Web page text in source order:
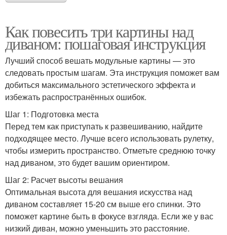
Как повесить три картины над
диваном: пошаговая инструкция
Лучший способ вешать модульные картины — это
следовать простым шагам. Эта инструкция поможет вам
добиться максимального эстетического эффекта и
избежать распространённых ошибок.
Шаг 1: Подготовка места
Перед тем как приступать к развешиванию, найдите
подходящее место. Лучше всего использовать рулетку,
чтобы измерить пространство. Отметьте среднюю точку
над диваном, это будет вашим ориентиром.
Шаг 2: Расчет высоты вешания
Оптимальная высота для вешания искусства над
диваном составляет 15-20 см выше его спинки. Это
поможет картине быть в фокусе взгляда. Если же у вас
низкий диван, можно уменьшить это расстояние.